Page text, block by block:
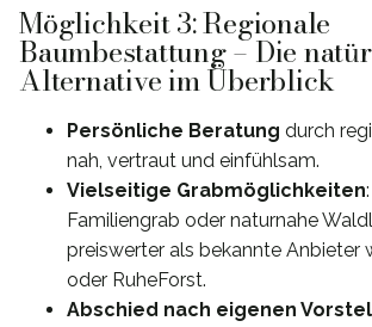
Möglichkeit 3: Regionale
Baumbestattung – Die
Alternative im Überblick
Persönliche Beratung durch
nah, vertraut und einfühlsam.
Vielseitige Grabmöglichkeiten
Familiengrab oder naturnahe
preiswerter als bekannte Anbieter
oder RuheForst.
Abschied nach eigenen